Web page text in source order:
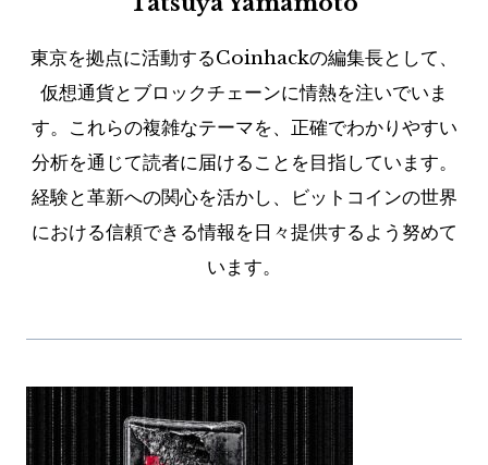
東京を拠点に活動するCoinhackの編集長として、
仮想通貨とブロックチェーンに情熱を注いでいま
す。これらの複雑なテーマを、正確でわかりやすい
分析を通じて読者に届けることを目指しています。
経験と革新への関心を活かし、ビットコインの世界
における信頼できる情報を日々提供するよう努めて
います。